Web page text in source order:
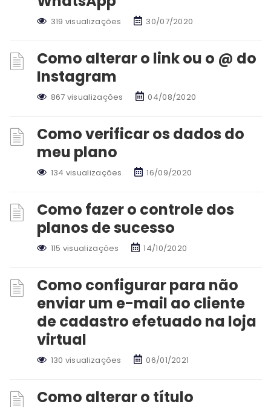
319 visualizações 30/07/2020
Como alterar o link ou o @ do
Instagram
867 visualizações 04/08/2020
Como verificar os dados do
meu plano
134 visualizações 16/09/2020
Como fazer o controle dos
planos de sucesso
115 visualizações 14/10/2020
Como configurar para não
enviar um e-mail ao cliente
de cadastro efetuado na loja
virtual
130 visualizações 06/01/2021
Como alterar o título